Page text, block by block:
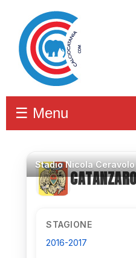
☰ Menu
StadioNicola Ceravolo
STAGIONE
2016-2017